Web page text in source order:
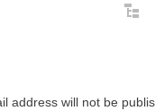
address will not be